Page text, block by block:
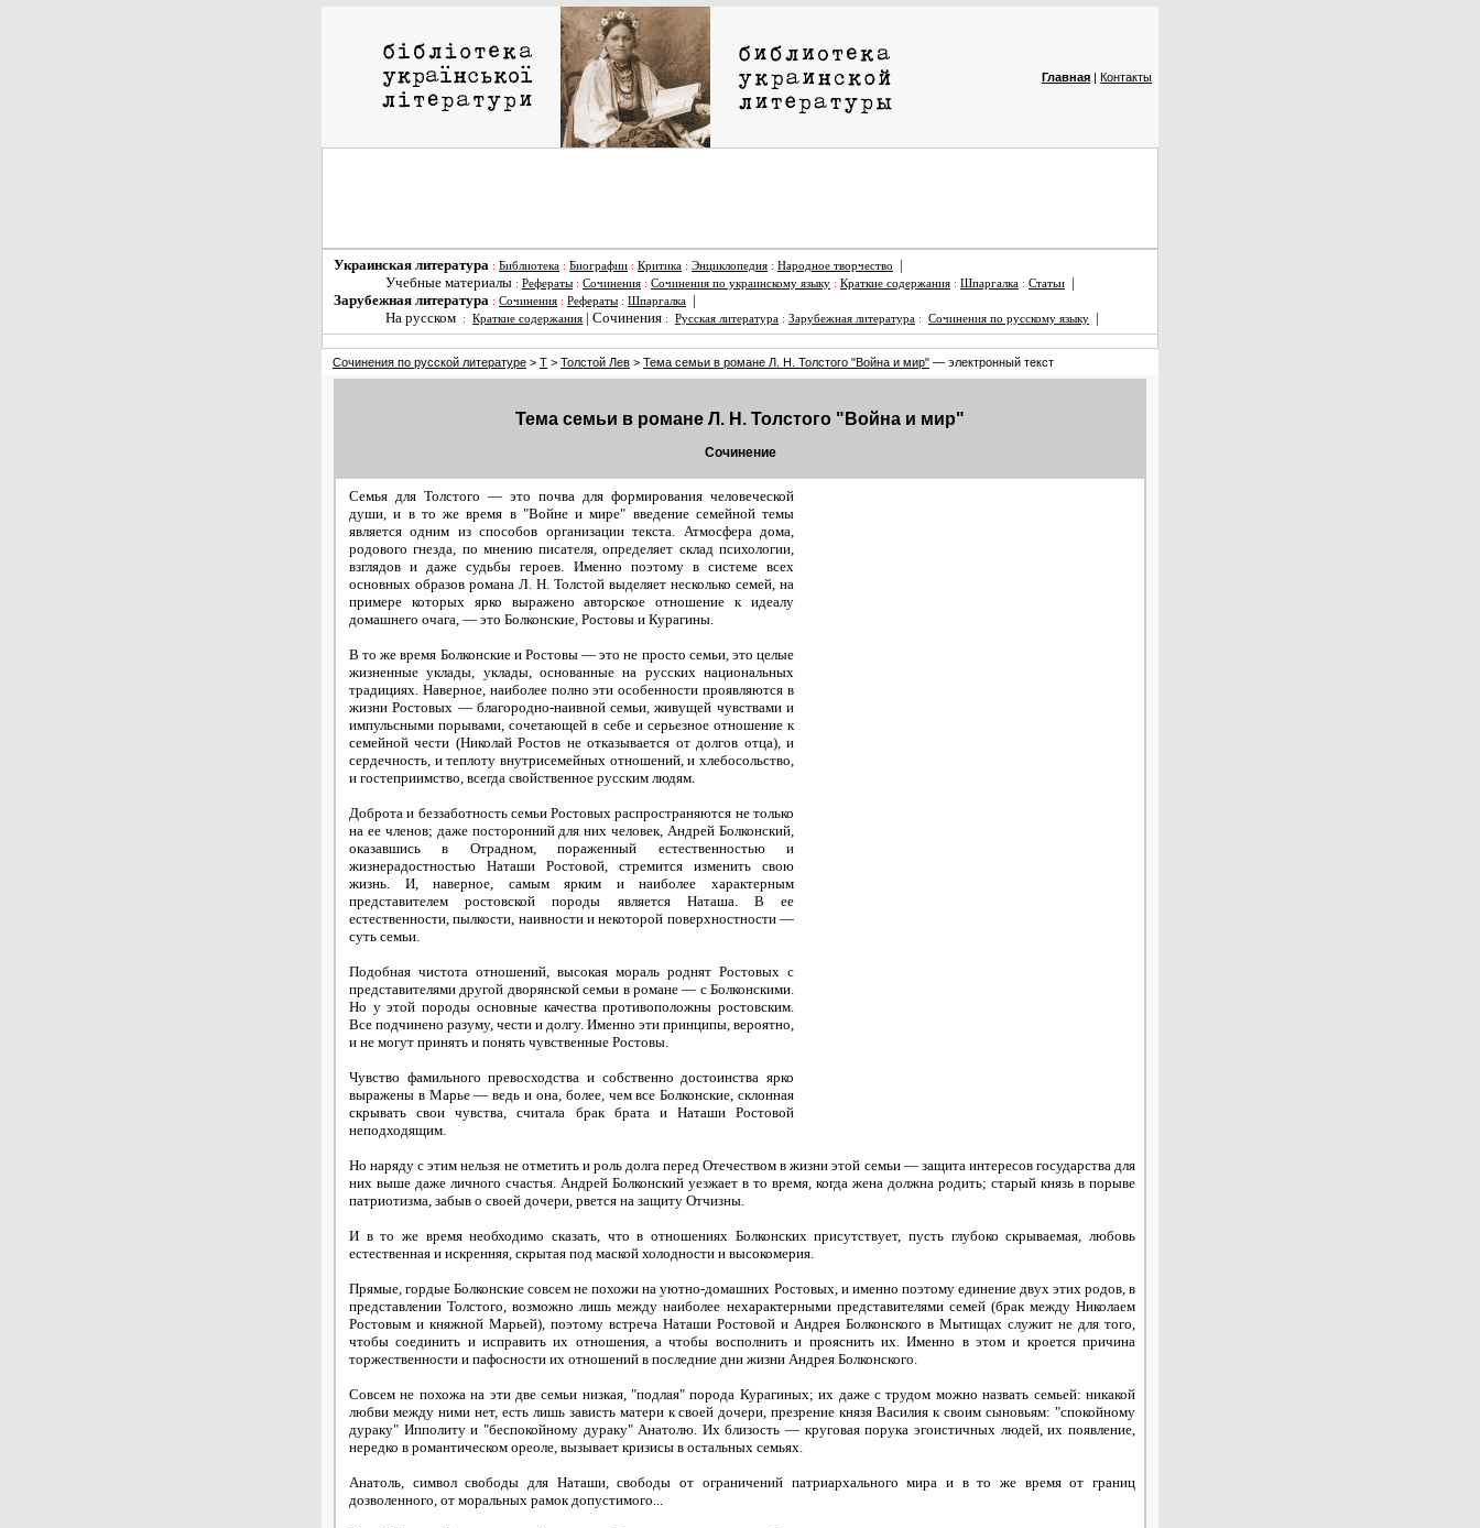
Главная | Контакты
Украинская литература : Библиотека : Биографии : Критика : Энциклопедия : Народное творчество
|
Учебные материалы : Рефераты : Сочинения : Сочинения по украинскому языку : Краткие содержания : Шпаргалка : Статьи
|
Зарубежная литература : Сочинения : Рефераты : Шпаргалка
|
На русском
: Краткие содержания | Сочинения : Русская литература : Зарубежная литература : Сочинения по русскому языку |
Сочинения по русской литературе > Т > Толстой Лев > Тема семьи в романе Л. Н. Толстого "Война и мир" — электронный текст
Тема семьи в романе Л. Н. Толстого "Война и мир"
Сочинение
Семья для Толстого — это почва для формирования человеческой
души, и в то же время в "Войне и мире" введение семейной темы
является одним из способов организации текста. Атмосфера дома,
родового гнезда, по мнению писателя, определяет склад психологии,
взглядов и даже судьбы героев. Именно поэтому в системе всех
основных образов романа Л. Н. Толстой выделяет несколько семей, на
примере которых ярко выражено авторское отношение к идеалу
домашнего очага, — это Болконские, Ростовы и Курагины.
В то же время Болконские и Ростовы — это не просто семьи, это целые
жизненные уклады, уклады, основанные на русских национальных
традициях. Наверное, наиболее полно эти особенности проявляются в
жизни Ростовых — благородно-наивной семьи, живущей чувствами и
импульсными порывами, сочетающей в себе и серьезное отношение к
семейной чести (Николай Ростов не отказывается от долгов отца), и
сердечность, и теплоту внутрисемейных отношений, и хлебосольство,
и гостеприимство, всегда свойственное русским людям.
Доброта и беззаботность семьи Ростовых распространяются не только
на ее членов; даже посторонний для них человек, Андрей Болконский,
оказавшись в Отрадном, пораженный естественностью и
жизнерадостностью Наташи Ростовой, стремится изменить свою
жизнь. И, наверное, самым ярким и наиболее характерным
представителем ростовской породы является Наташа. В ее
естественности, пылкости, наивности и некоторой поверхностности —
суть семьи.
Подобная чистота отношений, высокая мораль роднят Ростовых с
представителями другой дворянской семьи в романе — с Болконскими.
Но у этой породы основные качества противоположны ростовским.
Все подчинено разуму, чести и долгу. Именно эти принципы, вероятно,
и не могут принять и понять чувственные Ростовы.
Чувство фамильного превосходства и собственно достоинства ярко
выражены в Марье — ведь и она, более, чем все Болконские, склонная
скрывать свои чувства, считала брак брата и Наташи Ростовой
неподходящим.
Но наряду с этим нельзя не отметить и роль долга перед Отечеством в жизни этой семьи — защита интересов государства для
них выше даже личного счастья. Андрей Болконский уезжает в то время, когда жена должна родить; старый князь в порыве
патриотизма, забыв о своей дочери, рвется на защиту Отчизны.
И в то же время необходимо сказать, что в отношениях Болконских присутствует, пусть глубоко скрываемая, любовь
естественная и искренняя, скрытая под маской холодности и высокомерия.
Прямые, гордые Болконские совсем не похожи на уютно-домашних Ростовых, и именно поэтому единение двух этих родов, в
представлении Толстого, возможно лишь между наиболее нехарактерными представителями семей (брак между Николаем
Ростовым и княжной Марьей), поэтому встреча Наташи Ростовой и Андрея Болконского в Мытищах служит не для того,
чтобы соединить и исправить их отношения, а чтобы восполнить и прояснить их. Именно в этом и кроется причина
торжественности и пафосности их отношений в последние дни жизни Андрея Болконского.
Совсем не похожа на эти две семьи низкая, "подлая" порода Курагиных; их даже с трудом можно назвать семьей: никакой
любви между ними нет, есть лишь зависть матери к своей дочери, презрение князя Василия к своим сыновьям: "спокойному
дураку" Ипполиту и "беспокойному дураку" Анатолю. Их близость — круговая порука эгоистичных людей, их появление,
нередко в романтическом ореоле, вызывает кризисы в остальных семьях.
Анатоль, символ свободы для Наташи, свободы от ограничений патриархального мира и в то же время от границ
дозволенного, от моральных рамок допустимого...